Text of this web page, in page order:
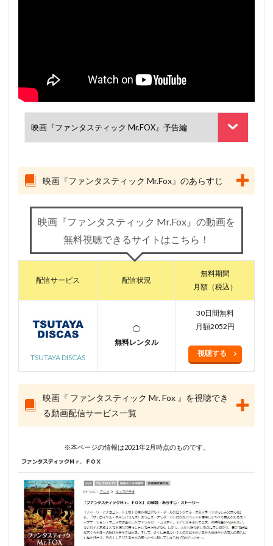
映画『ファンタスティック Mr.Fox』のあらすじ
映画『ファンタスティック Mr.Fox』の動画を
無料視聴できるサイトはこちら！
配信サービス 配信状況
無料期間
月額（税込）
TSUTAYA DISCAS
◯
無料レンタル
30日間無料
月額2052円
視聴する
映画『 ファンタスティック Mr. Fox 』を視聴でき
る動画配信サービス一覧
※本ページの情報は2021年2月時点のものです。